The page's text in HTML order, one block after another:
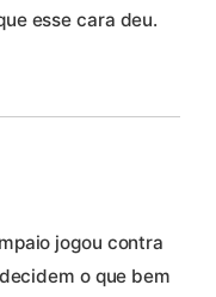
esse cara deu.
jogou contra
o que bem